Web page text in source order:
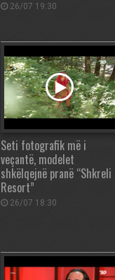
26/07 19:30
Seti fotografik më i
veçantë, modelet
shkëlqejnë pranë “Shkreli
Resort”
26/07 18:30